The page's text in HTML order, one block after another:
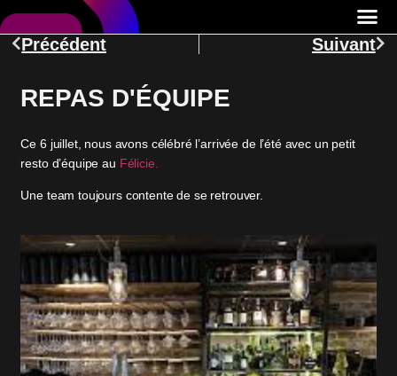
Précédent Suivant
REPAS D'ÉQUIPE
Ce 6 juillet, nous avons célébré l’arrivée de l’été avec un petit
resto d’équipe au Félicie.
Une team toujours contente de se retrouver.